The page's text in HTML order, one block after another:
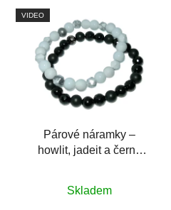
VIDEO
Párové náramky –
howlit, jadeit a černý
hodnocení
Skladem